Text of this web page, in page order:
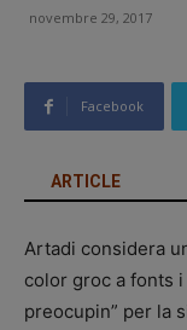
novembre 29, 2017
Facebook
ARTICLE
Artadi considera
color groc a fonts
preocupin” per la